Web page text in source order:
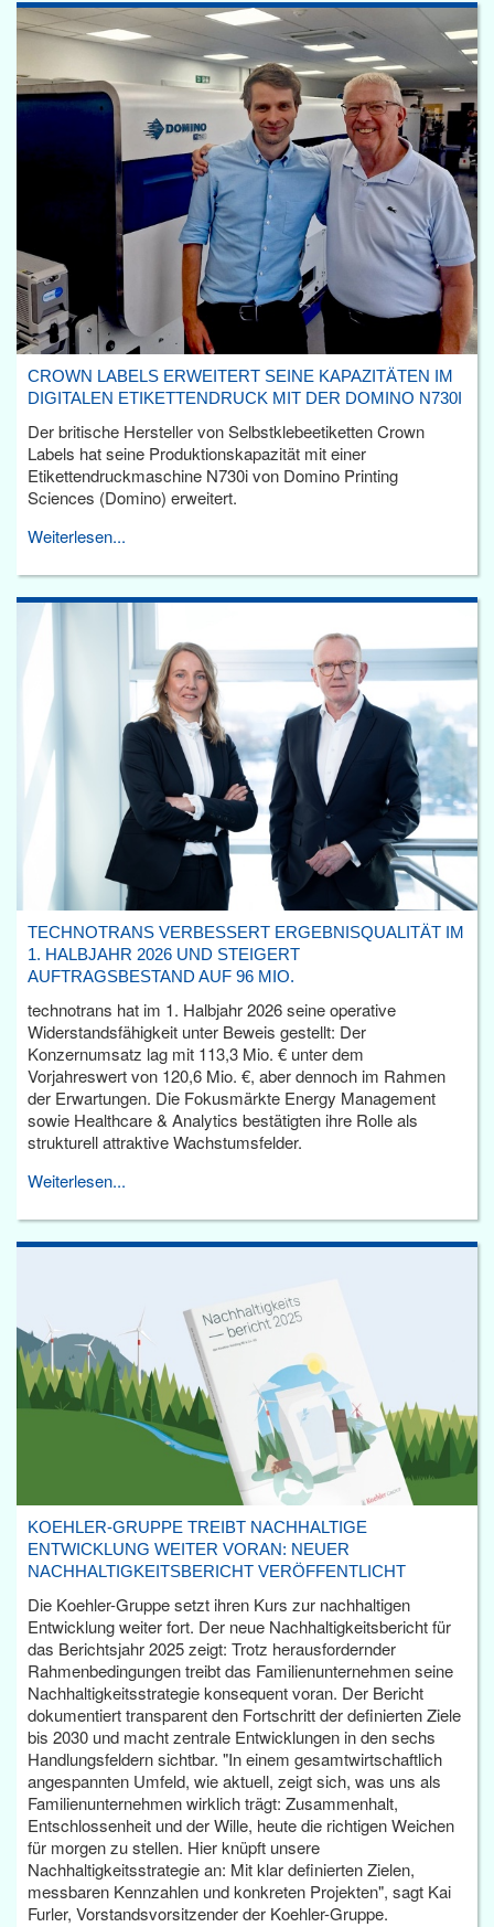
CROWN LABELS ERWEITERT SEINE KAPAZITÄTEN IM
DIGITALEN ETIKETTENDRUCK MIT DER DOMINO N730I
Der britische Hersteller von Selbstklebeetiketten Crown
Labels hat seine Produktionskapazität mit einer
Etikettendruckmaschine N730i von Domino Printing
Sciences (Domino) erweitert.
Weiterlesen...
TECHNOTRANS VERBESSERT ERGEBNISQUALITÄT IM
1. HALBJAHR 2026 UND STEIGERT
AUFTRAGSBESTAND AUF 96 MIO.
technotrans hat im 1. Halbjahr 2026 seine operative
Widerstandsfähigkeit unter Beweis gestellt: Der
Konzernumsatz lag mit 113,3 Mio. € unter dem
Vorjahreswert von 120,6 Mio. €, aber dennoch im Rahmen
der Erwartungen. Die Fokusmärkte Energy Management
sowie Healthcare & Analytics bestätigten ihre Rolle als
strukturell attraktive Wachstumsfelder.
Weiterlesen...
KOEHLER-GRUPPE TREIBT NACHHALTIGE
ENTWICKLUNG WEITER VORAN: NEUER
NACHHALTIGKEITSBERICHT VERÖFFENTLICHT
Die Koehler-Gruppe setzt ihren Kurs zur nachhaltigen
Entwicklung weiter fort. Der neue Nachhaltigkeitsbericht für
das Berichtsjahr 2025 zeigt: Trotz herausfordernder
Rahmenbedingungen treibt das Familienunternehmen seine
Nachhaltigkeitsstrategie konsequent voran. Der Bericht
dokumentiert transparent den Fortschritt der definierten Ziele
bis 2030 und macht zentrale Entwicklungen in den sechs
Handlungsfeldern sichtbar. "In einem gesamtwirtschaftlich
angespannten Umfeld, wie aktuell, zeigt sich, was uns als
Familienunternehmen wirklich trägt: Zusammenhalt,
Entschlossenheit und der Wille, heute die richtigen Weichen
für morgen zu stellen. Hier knüpft unsere
Nachhaltigkeitsstrategie an: Mit klar definierten Zielen,
messbaren Kennzahlen und konkreten Projekten", sagt Kai
Furler, Vorstandsvorsitzender der Koehler-Gruppe.